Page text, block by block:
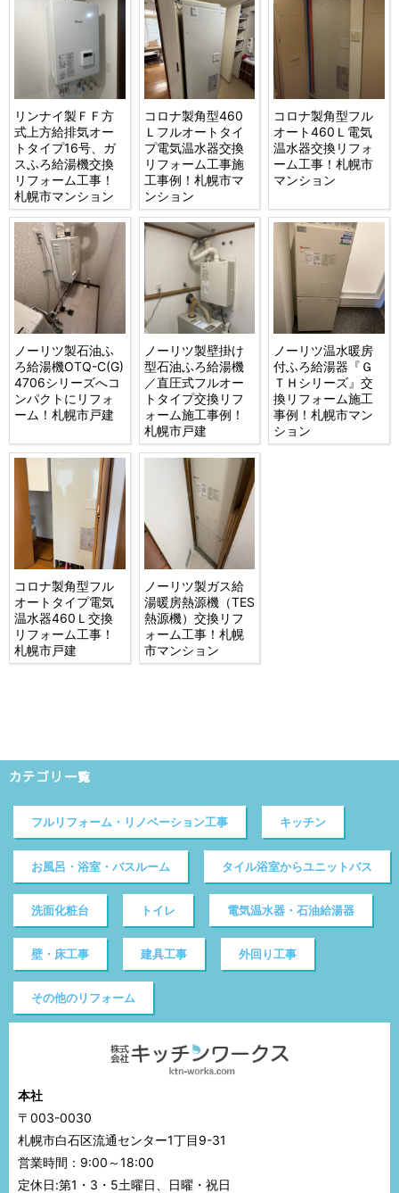
リンナイ製ＦＦ方
式上方給排気オー
トタイプ16号、ガ
スふろ給湯機交換
リフォーム工事！
札幌市マンション
コロナ製角型460
Ｌフルオートタイ
プ電気温水器交換
リフォーム工事施
工事例！札幌市マ
ンション
コロナ製角型フル
オート460Ｌ電気
温水器交換リフォ
ーム工事！札幌市
マンション
ノーリツ製石油ふ
ろ給湯機OTQ-C(G)
4706シリーズへコ
ンパクトにリフォ
ーム！札幌市戸建
ノーリツ製壁掛け
型石油ふろ給湯機
／直圧式フルオー
トタイプ交換リフ
ォーム施工事例！
札幌市戸建
ノーリツ温水暖房
付ふろ給湯器『Ｇ
ＴＨシリーズ』交
換リフォーム施工
事例！札幌市マン
ション
コロナ製角型フル
オートタイプ電気
温水器460Ｌ交換
リフォーム工事！
札幌市戸建
ノーリツ製ガス給
湯暖房熱源機（TES
熱源機）交換リフ
ォーム工事！札幌
市マンション
カテゴリ一覧
フルリフォーム・リノベーション工事 キッチン
お風呂・浴室・バスルーム タイル浴室からユニットバス
洗面化粧台 トイレ 電気温水器・石油給湯器
壁・床工事 建具工事 外回り工事
その他のリフォーム
本社
〒003-0030
札幌市白石区流通センター1丁目9-31
営業時間：9:00～18:00
定休日:第1・3・5土曜日、日曜・祝日